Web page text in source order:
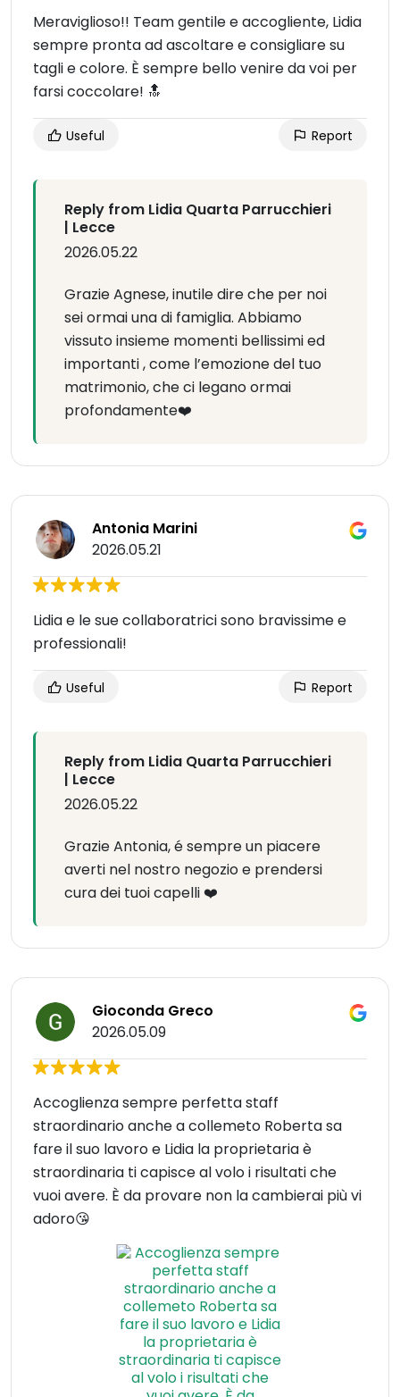
Meraviglioso!! Team gentile e accogliente, Lidia
sempre pronta ad ascoltare e consigliare su
tagli e colore. È sempre bello venire da voi per
farsi coccolare! 🔝
Useful Report
Reply from Lidia Quarta Parrucchieri
| Lecce
2026.05.22
Grazie Agnese, inutile dire che per noi
sei ormai una di famiglia. Abbiamo
vissuto insieme momenti bellissimi ed
importanti , come l’emozione del tuo
matrimonio, che ci legano ormai
profondamente❤️
Antonia Marini
2026.05.21
Lidia e le sue collaboratrici sono bravissime e
professionali!
Useful Report
Reply from Lidia Quarta Parrucchieri
| Lecce
2026.05.22
Grazie Antonia, é sempre un piacere
averti nel nostro negozio e prendersi
cura dei tuoi capelli ❤️
Gioconda Greco
2026.05.09
Accoglienza sempre perfetta staff
straordinario anche a collemeto Roberta sa
fare il suo lavoro e Lidia la proprietaria è
straordinaria ti capisce al volo i risultati che
vuoi avere. È da provare non la cambierai più vi
adoro😘